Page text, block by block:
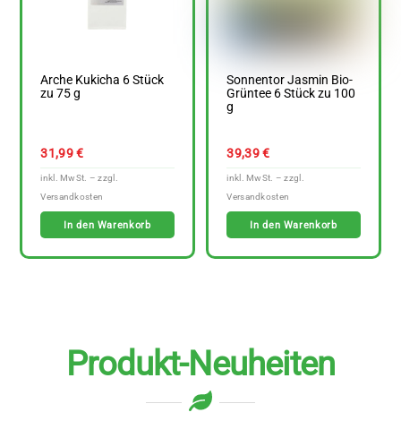
Arche Kukicha 6 Stück
zu 75 g
31,99€
In den Warenkorb
Sonnentor Jasmin Bio-
Grüntee 6 Stück zu 100
g
39,39€
In den Warenkorb
Produkt-Neuheiten